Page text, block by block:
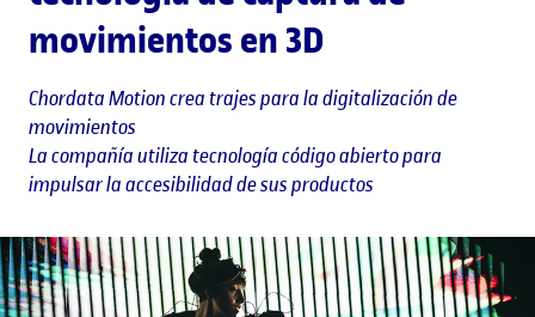
movimientos en 3D
Chordata Motion crea trajes para la digitalización de
movimientos
La compañía utiliza tecnología código abierto para
impulsar la accesibilidad de sus productos